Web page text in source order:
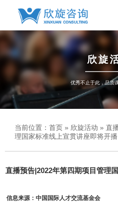
欣旋
优秀不止于此，品质
当前位置： 首页 » 欣旋活动 » 直
理国家标准线上宣贯讲座即将开播
直播预告|2022年第四期项目管理
信息来源：中国国际人才交流基金会